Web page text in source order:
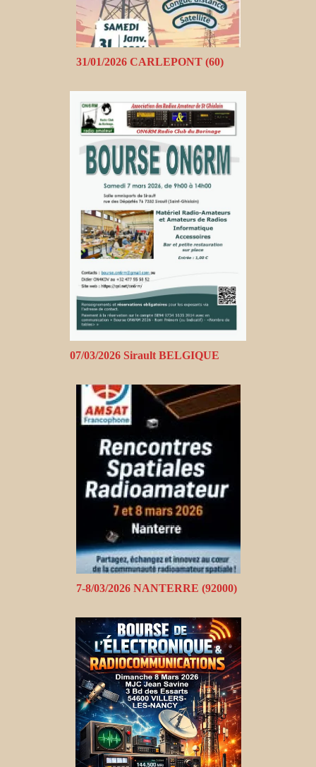
31/01/2026 CARLEPONT (60)
07/03/2026 Sirault BELGIQUE
7-8/03/2026 NANTERRE (92000)